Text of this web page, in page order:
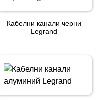
Кабелни канали черни
Legrand